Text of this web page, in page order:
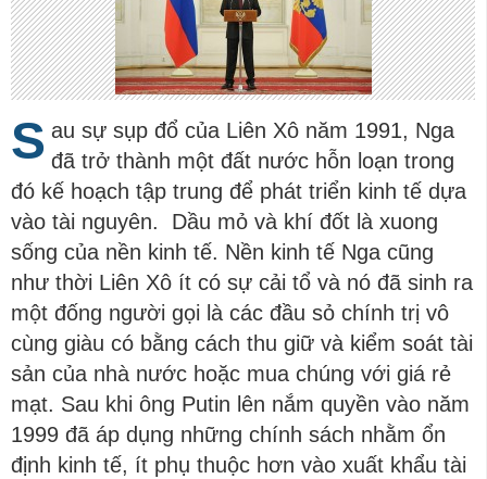
S au sự sụp đổ của Liên Xô năm 1991, Nga
đã trở thành một đất nước hỗn loạn trong
đó kế hoạch tập trung để phát triển kinh tế dựa
vào tài nguyên. Dầu mỏ và khí đốt là xuong
sống của nền kinh tế. Nền kinh tế Nga cũng
như thời Liên Xô ít có sự cải tổ và nó đã sinh ra
một đống người gọi là các đầu sỏ chính trị vô
cùng giàu có bằng cách thu giữ và kiểm soát tài
sản của nhà nước hoặc mua chúng với giá rẻ
mạt. Sau khi ông Putin lên nắm quyền vào năm
1999 đã áp dụng những chính sách nhằm ổn
định kinh tế, ít phụ thuộc hơn vào xuất khẩu tài